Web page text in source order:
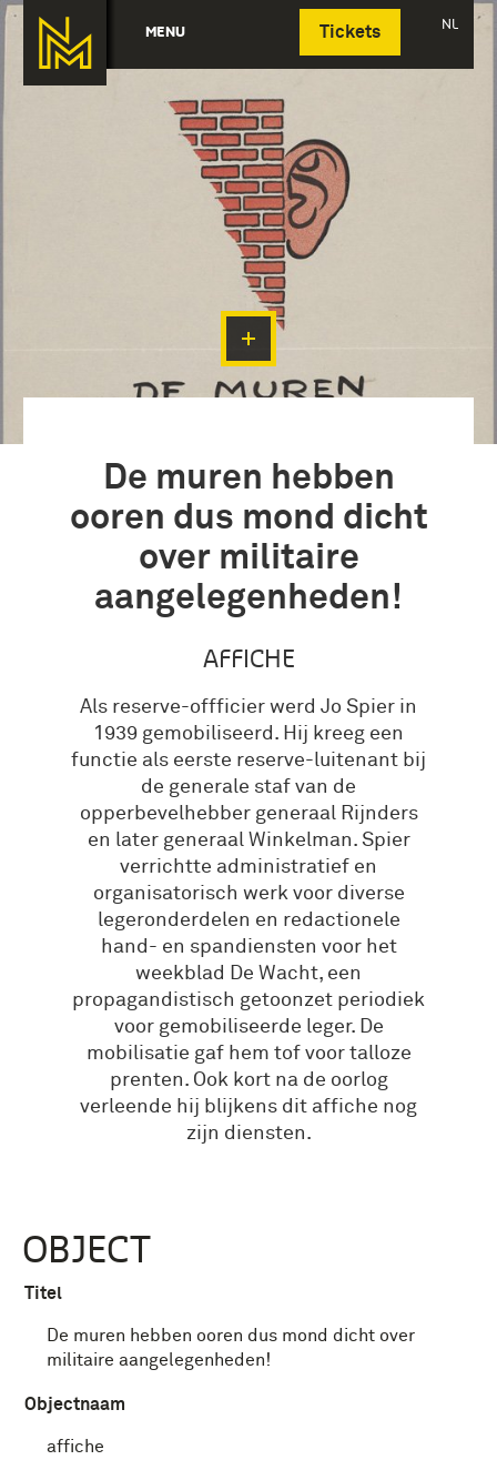
MENU Tickets NL
Deutsch
De muren hebben
ooren dus mond dicht
over militaire
aangelegenheden!
AFFICHE
Als reserve-offficier werd Jo Spier in
1939 gemobiliseerd. Hij kreeg een
functie als eerste reserve-luitenant bij
de generale staf van de
opperbevelhebber generaal Rijnders
en later generaal Winkelman. Spier
verrichtte administratief en
organisatorisch werk voor diverse
legeronderdelen en redactionele
hand- en spandiensten voor het
weekblad De Wacht, een
propagandistisch getoonzet periodiek
voor gemobiliseerde leger. De
mobilisatie gaf hem tof voor talloze
prenten. Ook kort na de oorlog
verleende hij blijkens dit affiche nog
zijn diensten.
OBJECT
Titel
De muren hebben ooren dus mond dicht over
militaire aangelegenheden!
Objectnaam
affiche